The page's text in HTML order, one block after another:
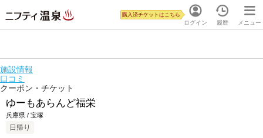
ログイン
購入済チケットはこちら
履歴 メニュー
施設情報
口コミ
クーポン・チケット
ゆーもあらんど福栄
兵庫県 / 宝塚
日帰り